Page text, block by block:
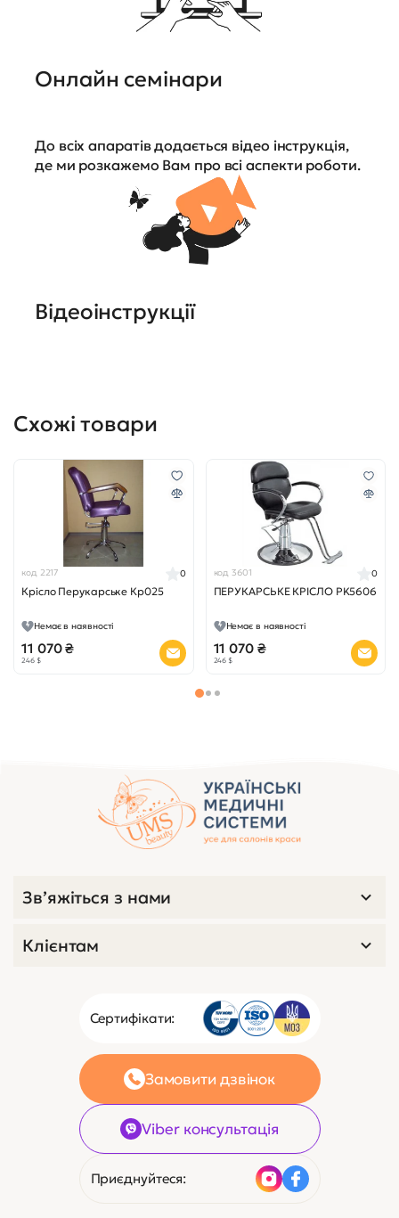
Онлайн семінари
До всіх апаратів додається відео інструкція,
де ми розкажемо Вам про всі аспекти роботи.
Відеоінструкції
Схожі товари
код 2217
Крісло Перукарське Кр025
0
Немає в наявності
11 070 ₴
246 $
код 3601
ПЕРУКАРСЬКЕ КРІСЛО PK5606
0
Немає в наявності
11 070 ₴
246 $
Сертифікати:
Замовити дзвінок
Viber консультація
Приєднуйтеся:
Зв’яжіться з нами
Клієнтам